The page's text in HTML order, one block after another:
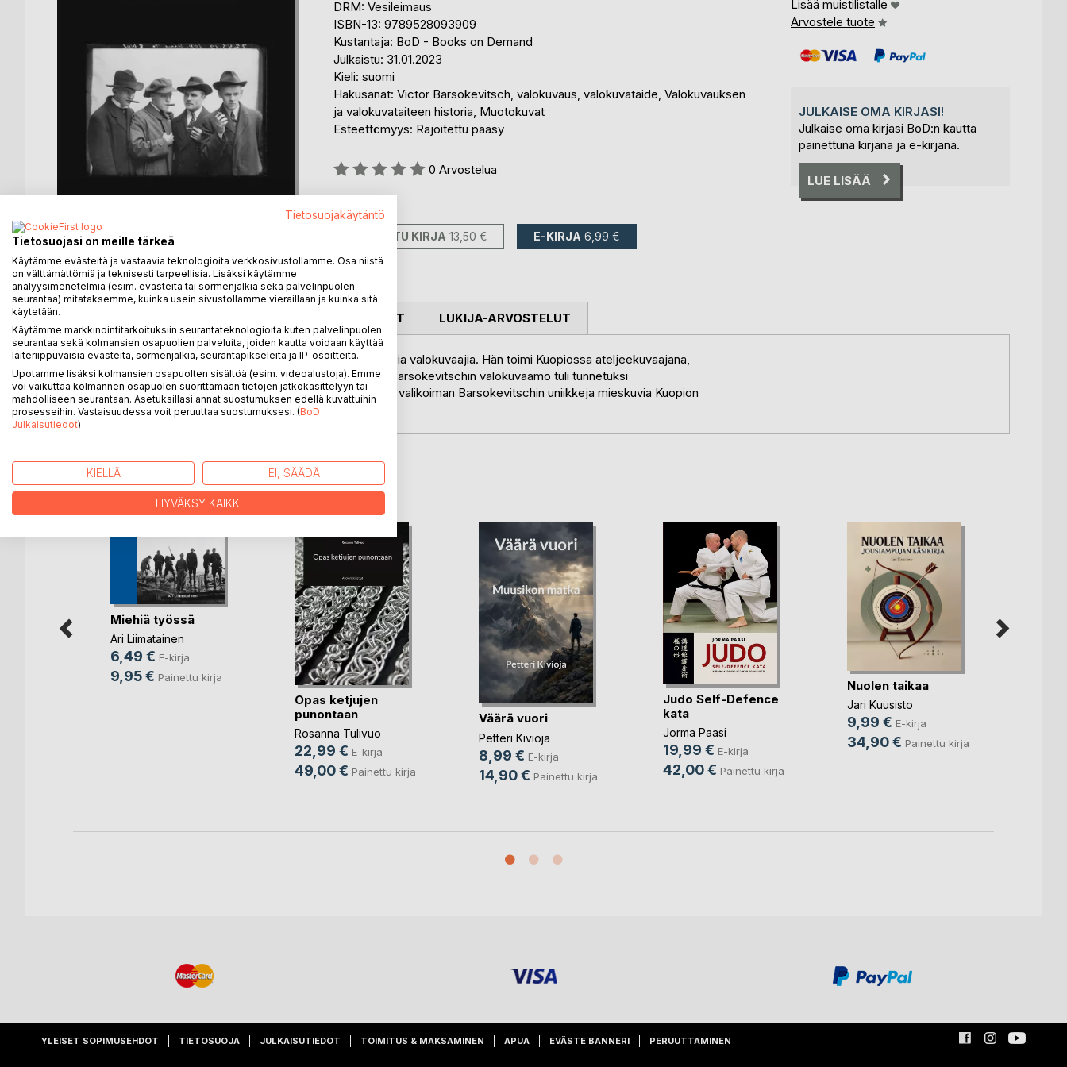
DRM: Vesileimaus
ISBN-13: 9789528093909
Kustantaja: BoD - Books on Demand
Julkaistu: 31.01.2023
Kieli: suomi
Hakusanat: Victor Barsokevitsch, valokuvaus, valokuvataide, Valokuvauksen
ja valokuvataiteen historia, Muotokuvat
Esteettömyys: Rajoitettu pääsy
Arvostelu::
0 Arvostelua
Saatavilla::
PAINETTU KIRJA 13,50 € E-KIRJA 6,99 €
Lisää muistilistalle
Arvostele tuote
JULKAISE OMA KIRJASI!
Julkaise oma kirjasi BoD:n kautta
painettuna kirjana ja e-kirjana.
LUE LISÄÄ
Victor Barsokevitsch (1863 - 1933) oli Suomen tunnetuimpia valokuvaajia. Hän toimi Kuopiossa ateljeekuvaajana,
maisema- ja miljöökuvaajana sekä lehtikuvaajana. Victor Barsokevitschin valokuvaamo tuli tunnetuksi
persoonallisista henkilökuvista. Herrainkutsut-kirja sisältää valikoiman Barsokevitschin uniikkeja mieskuvia Kuopion
kulttuurihistoriallisen museon kokoelmista.
LEHDISTÖARVOSTELUT LUKIJA-ARVOSTELUT
LISÄÄ KIRJOJA BoD:LLA
Miehiä työssä
Ari Liimatainen
6,49 € E-kirja
9,95 € Painettu kirja
Opas ketjujen
punontaan
Rosanna Tulivuo
22,99 € E-kirja
49,00 € Painettu kirja
Väärä vuori
Petteri Kivioja
8,99 € E-kirja
14,90 € Painettu kirja
Judo Self-Defence
kata
Jorma Paasi
19,99 € E-kirja
42,00 € Painettu kirja
Nuolen taikaa
Jari Kuusisto
9,99 € E-kirja
34,90 € Painettu kirja
YLEISET SOPIMUSEHDOT TIETOSUOJA JULKAISUTIEDOT TOIMITUS & MAKSAMINEN APUA EVÄSTE BANNERI PERUUTTAMINEN
Tietosuojakäytäntö
Tietosuojasi on meille tärkeä
Käytämme evästeitä ja vastaavia teknologioita verkkosivustollamme. Osa niistä
on välttämättömiä ja teknisesti tarpeellisia. Lisäksi käytämme
analyysimenetelmiä (esim. evästeitä tai sormenjälkiä sekä palvelinpuolen
seurantaa) mitataksemme, kuinka usein sivustollamme vieraillaan ja kuinka sitä
käytetään.
Käytämme markkinointitarkoituksiin seurantateknologioita kuten palvelinpuolen
seurantaa sekä kolmansien osapuolien palveluita, joiden kautta voidaan käyttää
laiteriippuvaisia evästeitä, sormenjälkiä, seurantapikseleitä ja IP-osoitteita.
Upotamme lisäksi kolmansien osapuolten sisältöä (esim. videoalustoja). Emme
voi vaikuttaa kolmannen osapuolen suorittamaan tietojen jatkokäsittelyyn tai
mahdolliseen seurantaan. Asetuksillasi annat suostumuksen edellä kuvattuihin
prosesseihin. Vastaisuudessa voit peruuttaa suostumuksesi. (BoD
Julkaisutiedot)
KIELLÄ EI, SÄÄDÄ
HYVÄKSY KAIKKI